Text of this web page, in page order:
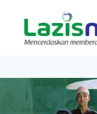
content